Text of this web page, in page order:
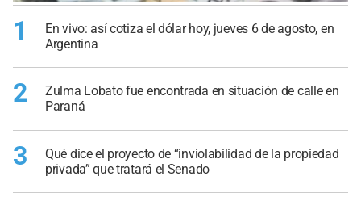
1
En vivo: así cotiza el dólar hoy, jueves 6 de agosto, en
Argentina
2
Zulma Lobato fue encontrada en situación de calle en
Paraná
3
Qué dice el proyecto de “inviolabilidad de la propiedad
privada” que tratará el Senado